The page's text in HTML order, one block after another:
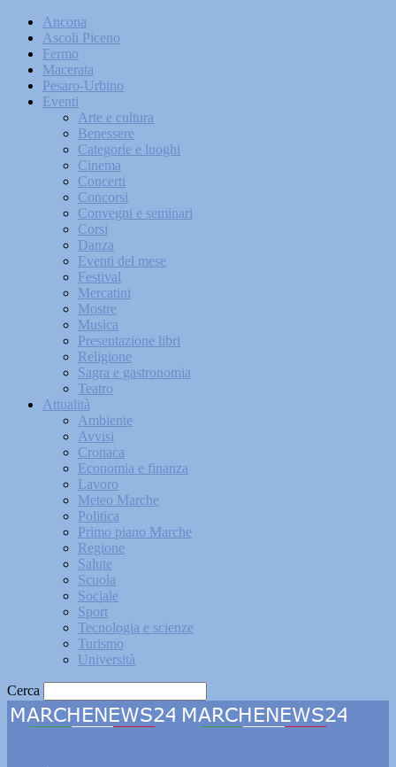
Ancona
Ascoli Piceno
Fermo
Macerata
Pesaro-Urbino
Eventi
Arte e cultura
Benessere
Categorie e luoghi
Cinema
Concerti
Concorsi
Convegni e seminari
Corsi
Danza
Eventi del mese
Festival
Mercatini
Mostre
Musica
Presentazione libri
Religione
Sagra e gastronomia
Teatro
Attualità
Ambiente
Avvisi
Cronaca
Economia e finanza
Lavoro
Meteo Marche
Politica
Primo piano Marche
Regione
Salute
Scuola
Sociale
Sport
Tecnologia e scienze
Turismo
Università
Cerca